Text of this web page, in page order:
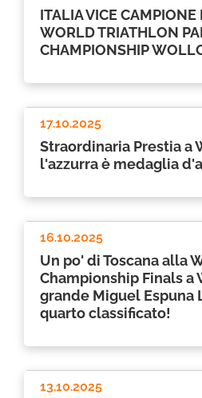
ITALIA VICE
WORLD TRIATHLON
CHAMPIONSHIP
17.10.2025
Straordinaria Prestia a
l'azzurra è medaglia
16.10.2025
Un po' di Toscana alla
Championship Finals a
grande Miguel Espuna
quarto classificato!
13.10.2025